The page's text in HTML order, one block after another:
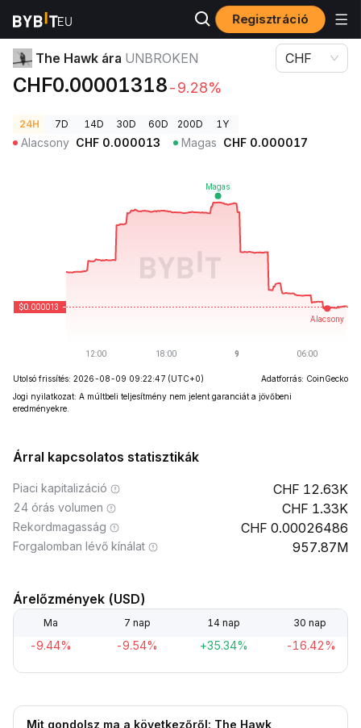
Regisztráció
Kriptovaluta árak The Hawk ára UNBROKEN
The Hawk ára UNBROKEN
CHF0.00001318-9.28%
CHF
24H 7D 14D 30D 60D 200D 1Y
Alacsony CHF 0.000013 Magas CHF 0.000017
Utolsó frissítés: 2026-08-09 09:22:47 (UTC+0)
Adatforrás: CoinGecko
Jogi nyilatkozat: A múltbeli teljesítmény nem jelent garanciát a jövőbeni
eredményekre.
Árral kapcsolatos statisztikák
Piaci kapitalizáció 12.63K
24 órás volumen 1.33K
Rekordmagasság 0.00026486
Forgalomban lévő kínálat 957.87M
Árelőzmények (USD)
Ma 7 nap 14 nap 30 nap
-9.44% -9.54% +35.34% -16.42%
Mit gondolsz ma a következőről: The Hawk